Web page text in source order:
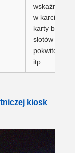
wskaźniki
w karcie
karty
slotów
itp.
kiosk